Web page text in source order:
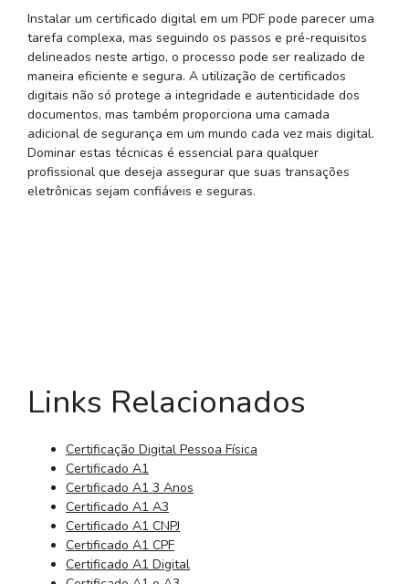
Instalar um certificado digital em um PDF pode parecer uma
tarefa complexa, mas seguindo os passos e pré-requisitos
delineados neste artigo, o processo pode ser realizado de
maneira eficiente e segura. A utilização de certificados
digitais não só protege a integridade e autenticidade dos
documentos, mas também proporciona uma camada
adicional de segurança em um mundo cada vez mais digital.
Dominar estas técnicas é essencial para qualquer
profissional que deseja assegurar que suas transações
eletrônicas sejam confiáveis e seguras.
Links Relacionados
Certificação Digital Pessoa Física
Certificado A1
Certificado A1 3 Anos
Certificado A1 A3
Certificado A1 CNPJ
Certificado A1 CPF
Certificado A1 Digital